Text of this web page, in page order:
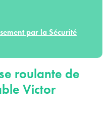
par la Sécurité
roulante de
Victor